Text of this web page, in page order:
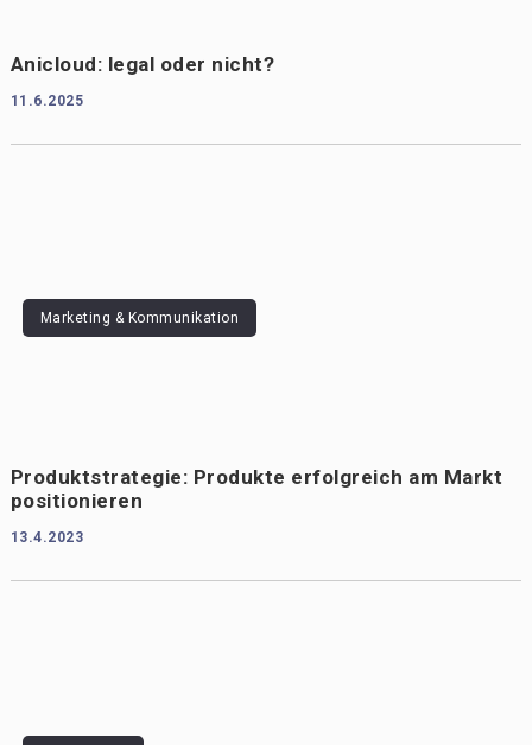
Anicloud: legal oder nicht?
11.6.2025
Marketing & Kommunikation
Produktstrategie: Produkte erfolgreich am Markt
positionieren
13.4.2023